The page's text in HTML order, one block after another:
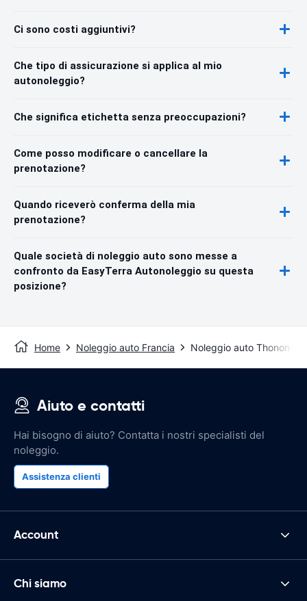
Ci sono costi aggiuntivi?
Che tipo di assicurazione si applica al mio
autonoleggio?
Che significa etichetta senza preoccupazioni?
Come posso modificare o cancellare la
prenotazione?
Quando riceverò conferma della mia
prenotazione?
Quale società di noleggio auto sono messe a
confronto da EasyTerra Autonoleggio su questa
posizione?
Home Noleggio auto Francia Noleggio auto Thonon-
Aiuto e contatti
Hai bisogno di aiuto? Contatta i nostri specialisti del
noleggio.
Assistenza clienti
Account
Chi siamo